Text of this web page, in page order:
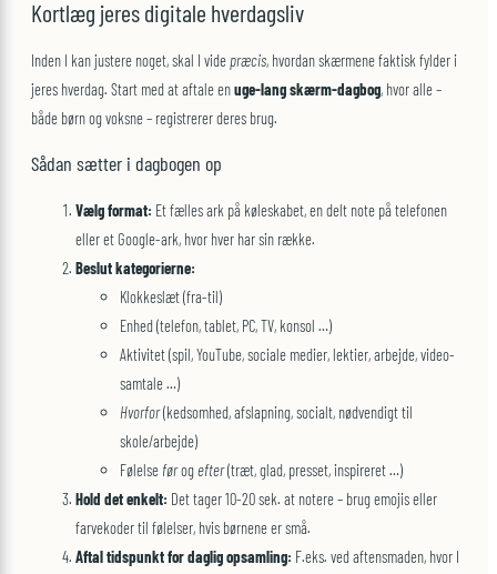
Kortlæg jeres digitale hverdagsliv
Inden I kan justere noget, skal I vide præcis, hvordan skærmene faktisk fylder i
jeres hverdag. Start med at aftale enuge-lang skærm-dagbog, hvor alle –
både børn og voksne – registrerer deres brug.
Sådan sætter i dagbogen op
Vælg format: Et fælles ark på køleskabet, en delt note på telefonen
eller et Google-ark, hvor hver har sin række.
Beslut kategorierne:
Klokkeslæt (fra-til)
Enhed (telefon, tablet, PC, TV, konsol …)
Aktivitet (spil, YouTube, sociale medier, lektier, arbejde, video-
samtale …)
Hvorfor(kedsomhed, afslapning, socialt, nødvendigt til
skole/arbejde)
Følelse førogefter(træt, glad, presset, inspireret …)
Hold det enkelt: Det tager 10-20 sek. at notere – brug emojis eller
farvekoder til følelser, hvis børnene er små.
Aftal tidspunkt for daglig opsamling: F.eks. ved aftensmaden, hvor I